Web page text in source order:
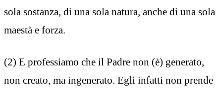
sola sostanza, di una sola natura, anche di una sola
maestà e forza.
(2) E professiamo che il Padre non (è) generato,
non creato, ma ingenerato. Egli infatti non prende